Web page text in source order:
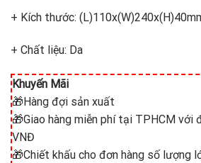
+ Kích thước:
+ Chất liệu: Da
Khuyến Mãi
🎁Hàng đợi sản xuất
🎁Giao hàng miễn phí tại TPHCM với
VNĐ
🎁Chiết khấu cho đơn hàng số lượng